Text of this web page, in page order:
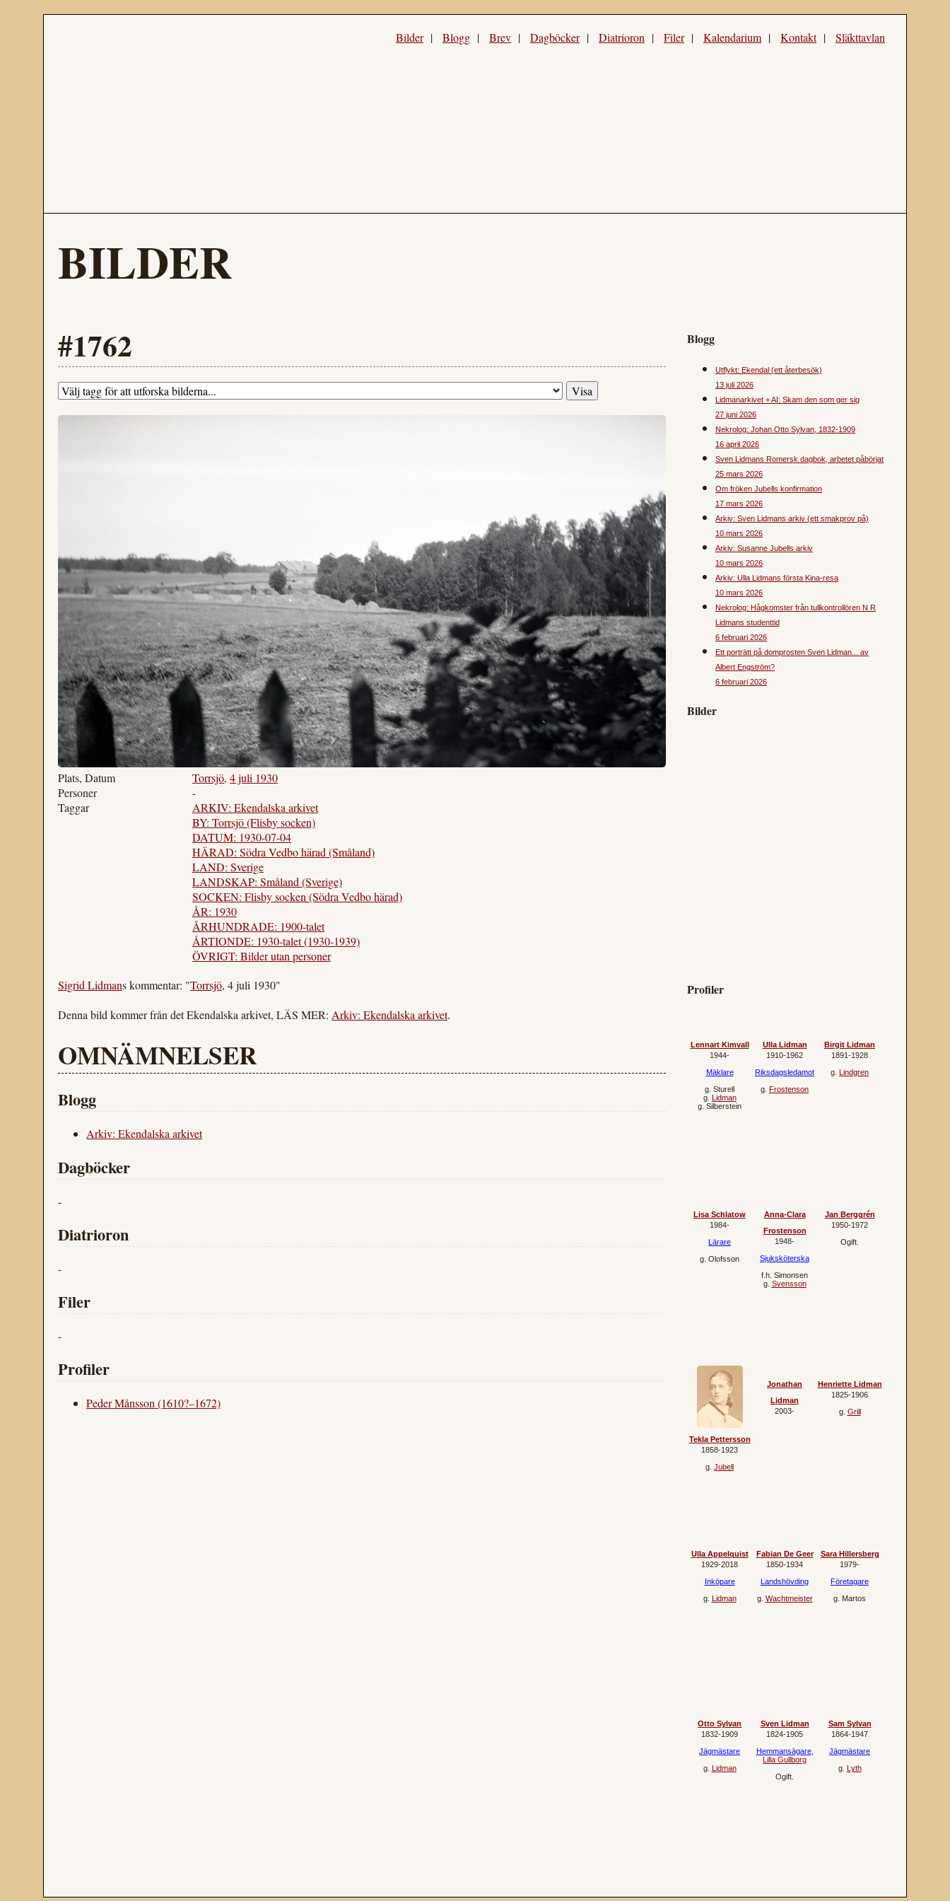
Bilder| Blogg | Brev | Dagböcker| Diatrioron | Filer| Kalendarium | Kontakt| Släkttavlan
BILDER
#1762
Plats, Datum Torrsjö, 4 juli 1930
Personer
-
Taggar
ARKIV: Ekendalska arkivet
BY: Torrsjö (Flisby socken)
DATUM: 1930-07-04
HÄRAD: Södra Vedbo härad (Småland)
LAND: Sverige
LANDSKAP: Småland (Sverige)
SOCKEN: Flisby socken (Södra Vedbo härad)
ÅR: 1930
ÅRHUNDRADE: 1900-talet
ÅRTIONDE: 1930-talet (1930-1939)
ÖVRIGT: Bilder utan personer
Sigrid Lidmans kommentar: "Torrsjö, 4 juli 1930"
Denna bild kommer från det Ekendalska arkivet, LÄS MER: Arkiv: Ekendalska arkivet.
OMNÄMNELSER
Blogg
Arkiv: Ekendalska arkivet
Dagböcker
-
Diatrioron
-
Filer
-
Profiler
Peder Månsson (1610?–1672)
Blogg
Utflykt: Ekendal (ett återbesök)
13 juli 2026
Lidmanarkivet + AI: Skam den som ger sig
27 juni 2026
Nekrolog: Johan Otto Sylvan, 1832-1909
16 april 2026
Sven Lidmans Romersk dagbok, arbetet påbörjat
25 mars 2026
Om fröken Jubells konfirmation
17 mars 2026
Arkiv: Sven Lidmans arkiv (ett smakprov på)
10 mars 2026
Arkiv: Susanne Jubells arkiv
10 mars 2026
Arkiv: Ulla Lidmans första Kina-resa
10 mars 2026
Nekrolog: Hågkomster från tullkontrollören N R
Lidmans studenttid
6 februari 2026
Ett porträtt på domprosten Sven Lidman... av
Albert Engström?
6 februari 2026
Bilder
Profiler
Lennart Kimvall
1944‐
Mäklare
g. Sturell
g. Lidman
g. Silberstein
Ulla Lidman
1910‐1962
Riksdagsledamot
g. Frostenson
Birgit Lidman
1891‐1928
g. Lindgren
Lisa Schlatow
1984‐
Lärare
g. Olofsson
Anna-Clara
Frostenson
1948‐
Sjuksköterska
f.h. Simonsen
g. Svensson
Jan Berggrén
1950‐1972
Ogift.
Tekla Pettersson
1858‐1923
g. Jubell
Jonathan
Lidman
2003‐
Henriette Lidman
1825‐1906
g. Grill
Ulla Appelquist
1929‐2018
Inköpare
g. Lidman
Fabian De Geer
1850‐1934
Landshövding
g. Wachtmeister
Sara Hillersberg
1979‐
Företagare
g. Martos
Otto Sylvan
1832‐1909
Jägmästare
g. Lidman
Sven Lidman
1824‐1905
Hemmansägare,
Lilla Gullborg
Ogift.
Sam Sylvan
1864‐1947
Jägmästare
g. Lyth